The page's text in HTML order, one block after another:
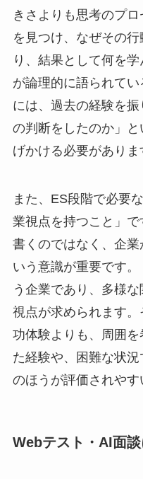
きさよりも思考のプ
を見つけ、なぜその
り、結果として何を
が論理的に語られて
には、過去の経験を
の判断をしたのか」
げかける必要がありま
また、ES段階で必要
業視点を持つこと」
書くのではなく、企
いう意識が重要です
う企業であり、多様
視点が求められます
功体験よりも、周囲
た経験や、困難な状
のほうが評価されやす
Webテスト・AI面